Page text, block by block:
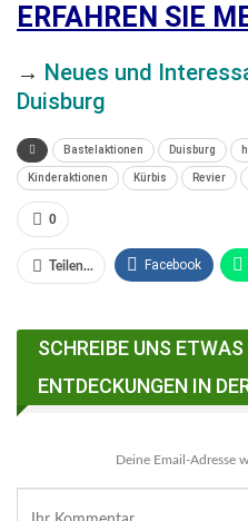
ERFAHREN SIE
→ Neues und
Duisburg
Bastelaktionen Duisburg
Kinderaktionen Kürbis Revier
0
Teilen... Facebook
Facebook Messenger
SCHREIBE UNS
ENTDECKUNGEN IN
Deine Email-Adresse